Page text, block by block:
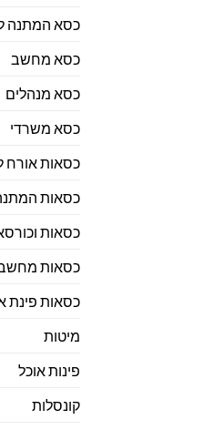
כסא המתנה
כסא מחשב
כסא מנהלים
כסא משרדי
כסאות
כסאות
כסאות
כסאות
כסאות פינת
מיטות
פינות אוכל
קונסלות